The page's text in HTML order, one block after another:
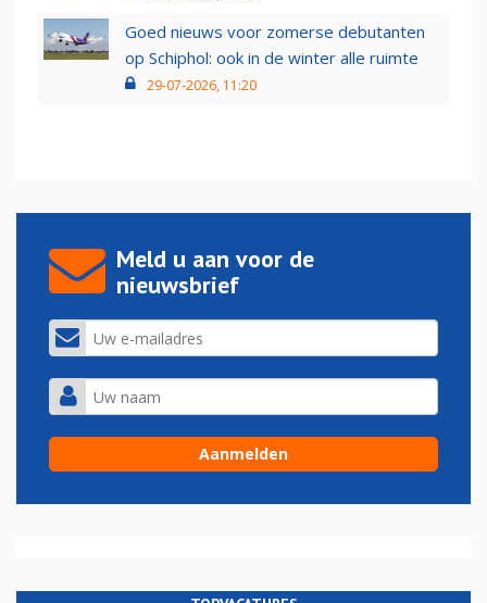
Goed nieuws voor zomerse debutanten
op Schiphol: ook in de winter alle ruimte
29-07-2026, 11:20
Meld u aan voor de
nieuwsbrief